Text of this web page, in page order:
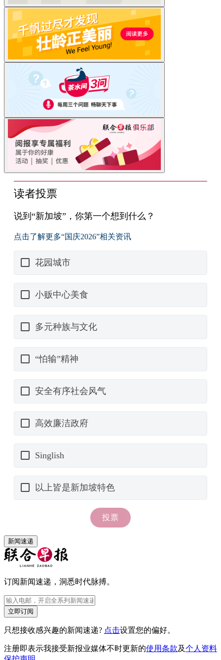
新闻速递
订阅新闻速递，洞悉时代脉搏。
立即订阅
只想接收感兴趣的新闻速递? 点击设置您的偏好。
注册即表示我接受新报业媒体不时更新的使用条款及个人资料